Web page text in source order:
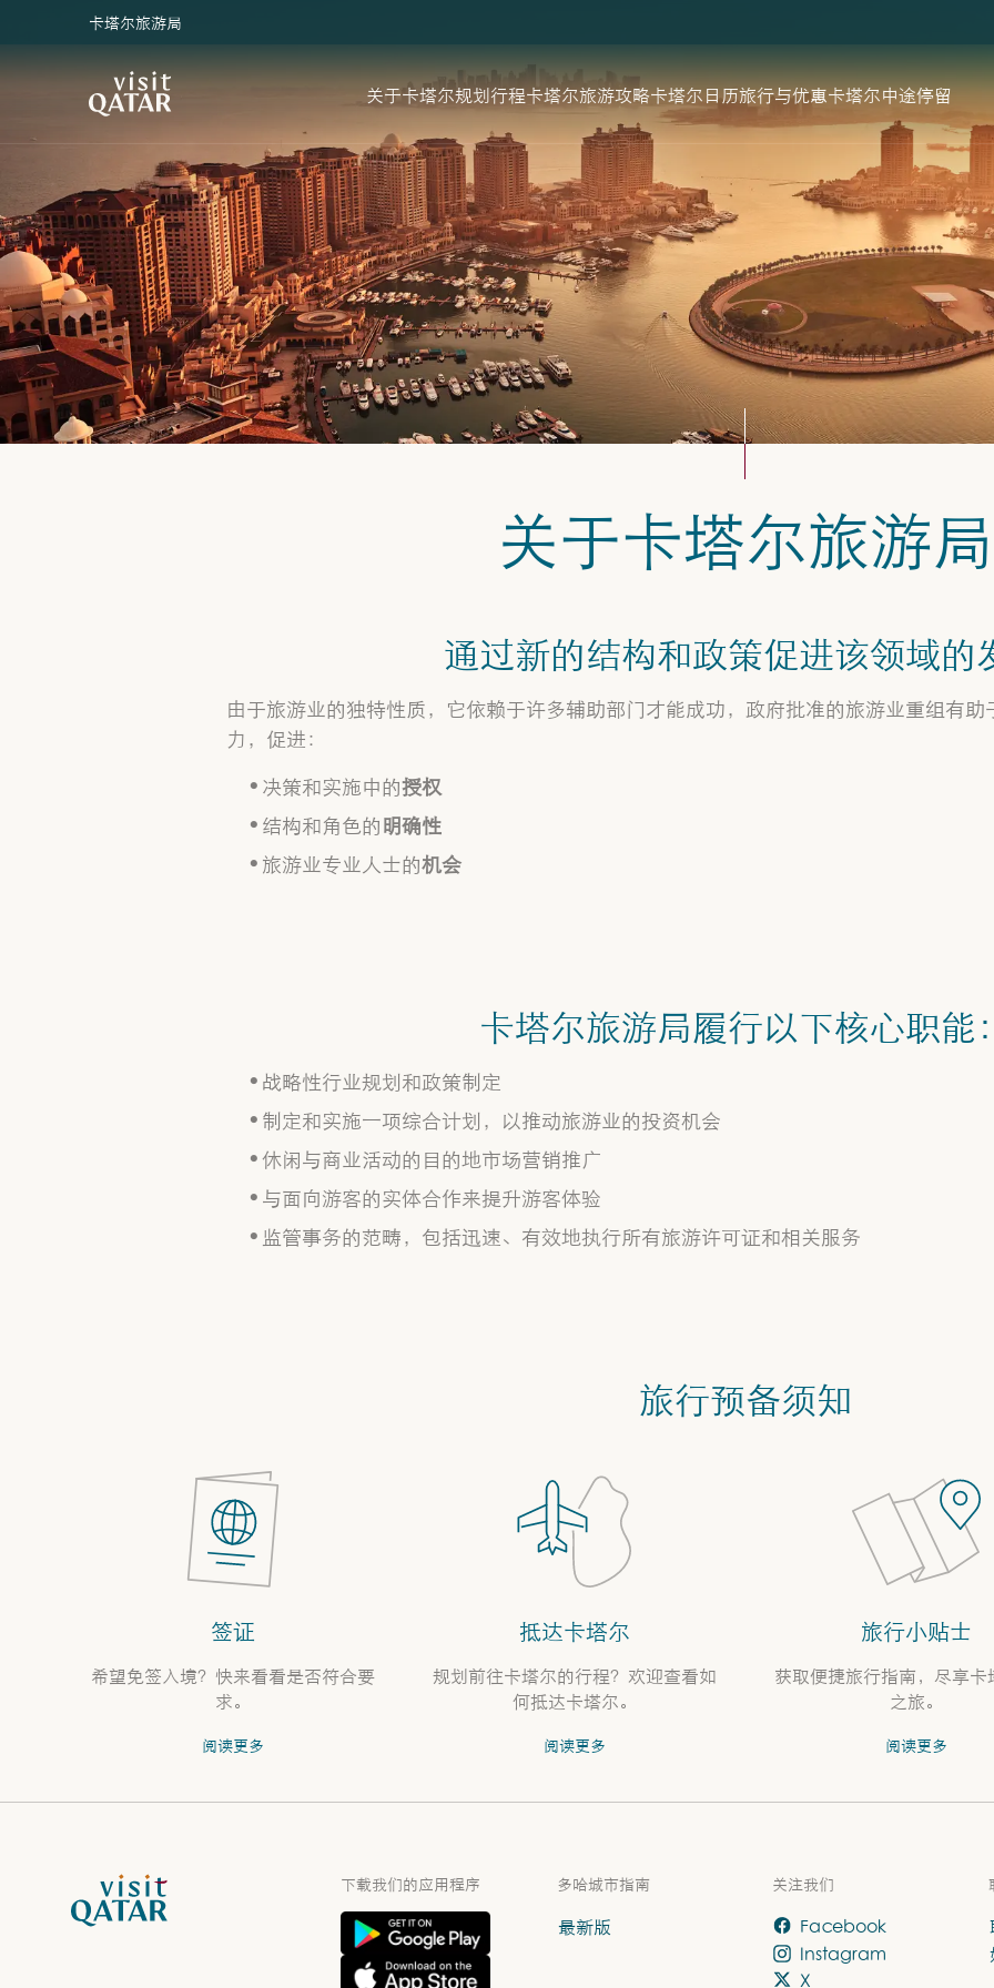
VisitQatar 首页
卡塔尔旅游局
关于卡塔尔规划行程卡塔尔旅游攻略卡塔尔日历旅行与优惠卡塔尔中途停留
关于卡塔尔旅游局
通过新的结构和政策促进该领域的
由于旅游业的独特性质，它依赖于许多辅助部门才能成功，政府批准的旅游业重组有
力，促进：
决策和实施中的授权
结构和角色的明确性
旅游业专业人士的机会
卡塔尔旅游局履行以下核心职能
战略性行业规划和政策制定
制定和实施一项综合计划，以推动旅游业的投资机会
休闲与商业活动的目的地市场营销推广
与面向游客的实体合作来提升游客体验
监管事务的范畴，包括迅速、有效地执行所有旅游许可证和相关服务
旅行预备须知
签证
希望免签入境？快来看看是否符合要
求。
阅读更多
抵达卡塔尔
规划前往卡塔尔的行程？欢迎查看如
何抵达卡塔尔。
阅读更多
旅行小贴士
获取便捷旅行指南，尽享卡
之旅。
阅读更多
VisitQatar 首页 下载我们的应用程序 多哈城市指南
最新版
关注我们
Facebook
Instagram
X